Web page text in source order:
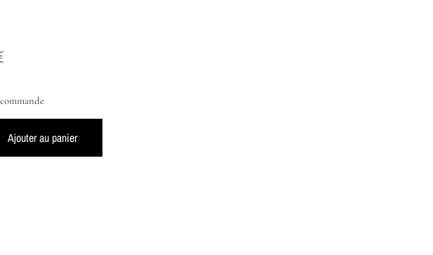
Ajouter au panier